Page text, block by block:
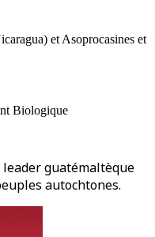
et Asoprocasines et
Biologique
leader guatémaltèque
autochtones.